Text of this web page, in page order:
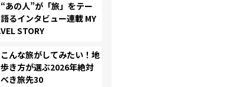
あの人”が「旅」をテー
るインタビュー連載 MY
STORY
んな旅がしてみたい！地
き方が選ぶ2026年絶対
き旅先30